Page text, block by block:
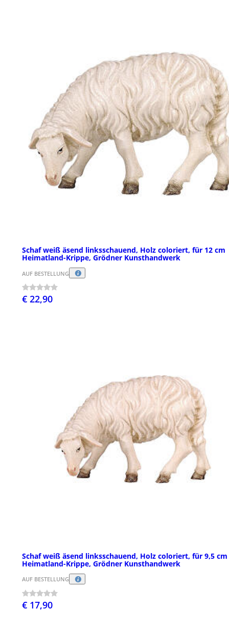
Schaf weiß äsend linksschauend, Holz coloriert, für 12 cm
Heimatland-Krippe, Grödner Kunsthandwerk
AUF BESTELLUNG
€ 22,90
Schaf weiß äsend linksschauend, Holz coloriert, für 9,5 cm
Heimatland-Krippe, Grödner Kunsthandwerk
AUF BESTELLUNG
€ 17,90